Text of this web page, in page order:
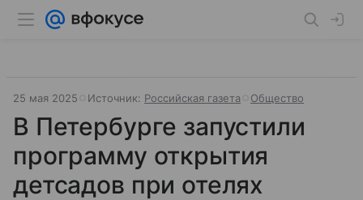
25 мая 2025 Источник: Российская газета Общество
В Петербурге запустили
программу открытия
детсадов при отелях